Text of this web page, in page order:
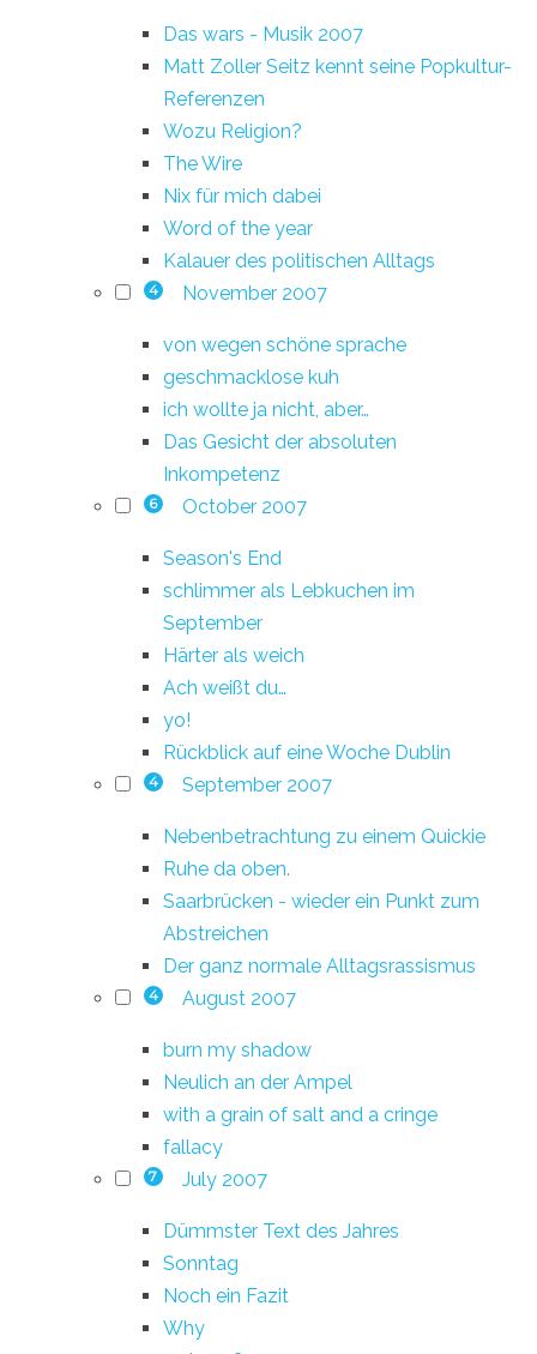
Das wars - Musik 2007
Matt Zoller Seitz kennt seine Popkultur-
Referenzen
Wozu Religion?
The Wire
Nix für mich dabei
Word of the year
Kalauer des politischen Alltags
4 November 2007
von wegen schöne sprache
geschmacklose kuh
ich wollte ja nicht, aber…
Das Gesicht der absoluten
Inkompetenz
6 October 2007
Season's End
schlimmer als Lebkuchen im
September
Härter als weich
Ach weißt du…
yo!
Rückblick auf eine Woche Dublin
4 September 2007
Nebenbetrachtung zu einem Quickie
Ruhe da oben.
Saarbrücken - wieder ein Punkt zum
Abstreichen
Der ganz normale Alltagsrassismus
4 August 2007
burn my shadow
Neulich an der Ampel
with a grain of salt and a cringe
fallacy
7 July 2007
Dümmster Text des Jahres
Sonntag
Noch ein Fazit
Why